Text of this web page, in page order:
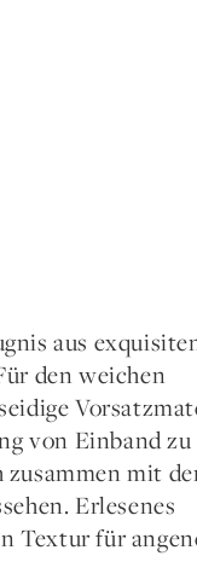
aus
den weichen
von Einband zu
zusammen mit
Erlesenes
Textur für